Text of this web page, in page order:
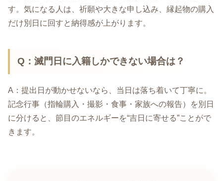
す。気になる人は、祈願や大きな申し込み、縁起物の購入
だけ別日に回すと納得感が上がります。
Q：滅門日に入籍しかできない場合は？
A：提出日が動かせないなら、当日は落ち着いて丁寧に。
記念行事（指輪購入・撮影・食事・家族への報告）を別日
に分けると、節目のエネルギーを“吉日に寄せる”ことがで
きます。